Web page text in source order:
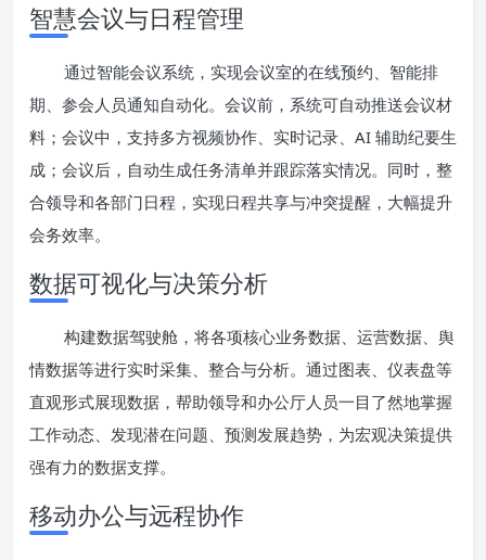
智慧会议与日程管理
通过智能会议系统，实现会议室的在线预约、智能排
期、参会人员通知自动化。会议前，系统可自动推送会议材
料；会议中，支持多方视频协作、实时记录、AI 辅助纪要生
成；会议后，自动生成任务清单并跟踪落实情况。同时，整
合领导和各部门日程，实现日程共享与冲突提醒，大幅提升
会务效率。
数据可视化与决策分析
构建数据驾驶舱，将各项核心业务数据、运营数据、舆
情数据等进行实时采集、整合与分析。通过图表、仪表盘等
直观形式展现数据，帮助领导和办公厅人员一目了然地掌握
工作动态、发现潜在问题、预测发展趋势，为宏观决策提供
强有力的数据支撑。
移动办公与远程协作